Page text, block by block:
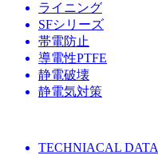
ライニング
SFシリーズ
帯電防止
導電性PTFE
静電破壊
静電気対策
TECHNIACAL DATA